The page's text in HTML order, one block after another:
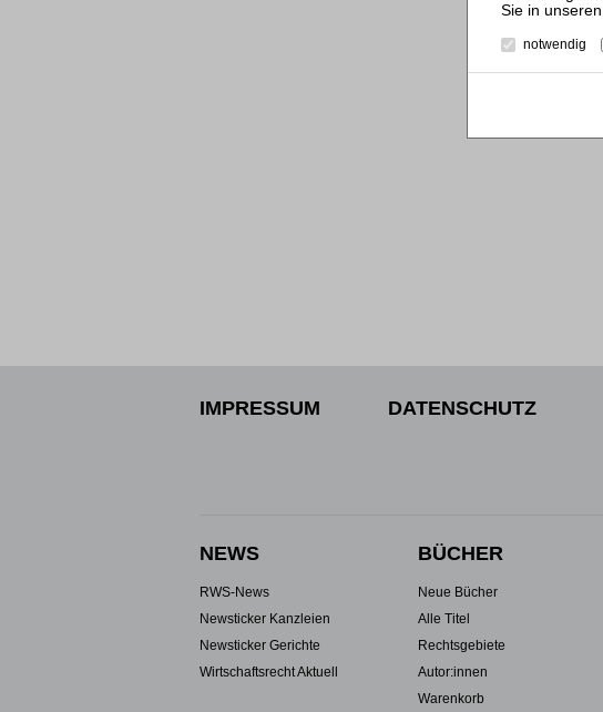
IMPRESSUM DATENSCHUTZ
NEWS
RWS-News
Newsticker Kanzleien
Newsticker Gerichte
Wirtschaftsrecht Aktuell
BÜCHER
Neue Bücher
Alle Titel
Rechtsgebiete
Autor:innen
Warenkorb
notwendig